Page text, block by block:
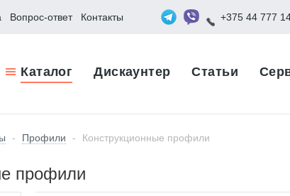
Вопрос-ответ Контакты +375 44 777
Каталог Дискаунтер Статьи
- Профили - Конструкционные профили
профили